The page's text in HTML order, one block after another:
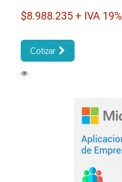
$8.988.235 + IVA 19%
Cotizar